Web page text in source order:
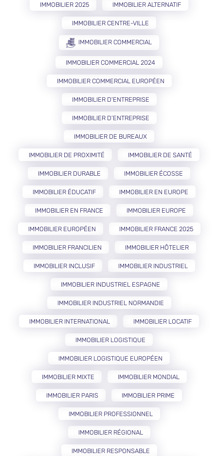
IMMOBILIER 2025 IMMOBILIER ALTERNATIF
IMMOBILIER CENTRE-VILLE
IMMOBILIER COMMERCIAL
IMMOBILIER COMMERCIAL 2024
IMMOBILIER COMMERCIAL EUROPÉEN
IMMOBILIER D'ENTREPRISE
IMMOBILIER D’ENTREPRISE
IMMOBILIER DE BUREAUX
IMMOBILIER DE PROXIMITÉ IMMOBILIER DE SANTÉ
IMMOBILIER DURABLE IMMOBILIER ÉCOSSE
IMMOBILIER ÉDUCATIF IMMOBILIER EN EUROPE
IMMOBILIER EN FRANCE IMMOBILIER EUROPE
IMMOBILIER EUROPÉEN IMMOBILIER FRANCE 2025
IMMOBILIER FRANCILIEN IMMOBILIER HÔTELIER
IMMOBILIER INCLUSIF IMMOBILIER INDUSTRIEL
IMMOBILIER INDUSTRIEL ESPAGNE
IMMOBILIER INDUSTRIEL NORMANDIE
IMMOBILIER INTERNATIONAL IMMOBILIER LOCATIF
IMMOBILIER LOGISTIQUE
IMMOBILIER LOGISTIQUE EUROPÉEN
IMMOBILIER MIXTE IMMOBILIER MONDIAL
IMMOBILIER PARIS IMMOBILIER PRIME
IMMOBILIER PROFESSIONNEL
IMMOBILIER RÉGIONAL
IMMOBILIER RESPONSABLE